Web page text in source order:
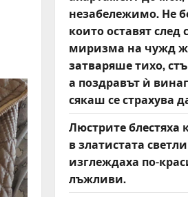
незабележимо. Не
които оставят
миризма на чужд
затваряше тихо,
а поздравът ѝ
сякаш се страхува
Люстрите блестяха
в златистата
изглеждаха по-
лъжливи.